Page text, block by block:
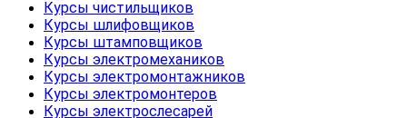
Курсы чистильщиков
Курсы шлифовщиков
Курсы штамповщиков
Курсы электромехаников
Курсы электромонтажников
Курсы электромонтеров
Курсы электрослесарей